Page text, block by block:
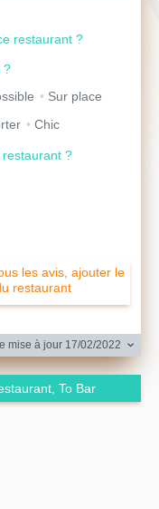
restaurant ?
?
Sur place
Chic
?
les avis, ajouter le
restaurant
mise à jour 17/02/2022
To Bar